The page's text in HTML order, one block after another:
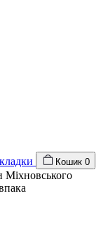
Кошик 0
Міхновського